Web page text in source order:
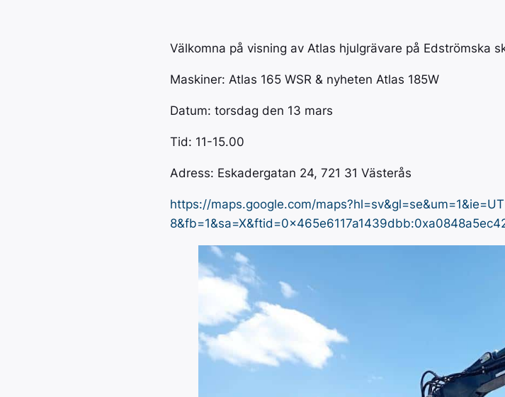
effektiviteten och kvaliteten
inom agrarproduktion.
Välkomna på visning av Atlas hjulgrävare på Edströmska
Maskiner: Atlas 165 WSR & nyheten Atlas 185W
Datum: torsdag den 13 mars
Tid: 11-15.00
Adress: Eskadergatan 24, 721 31 Västerås
https://maps.google.com/